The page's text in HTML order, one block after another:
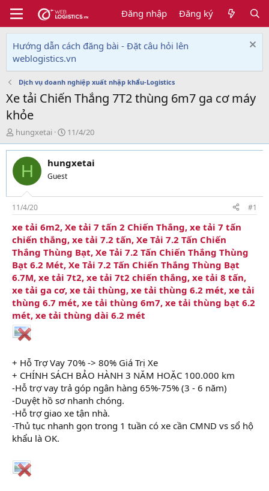
Đăng nhập Đăng ký
Hướng dẫn cách đăng bài - Đặt câu hỏi lên
weblogistics.vn
Dịch vụ doanh nghiệp xuất nhập khẩu-Logistics
Xe tải Chiến Thắng 7T2 thùng 6m7 ga cơ máy
khỏe
T
h
r
e
d
s
t
a
r
t
e
r
hungxetai
N
g
à
y
g
i
11/4/20
H hungxetai
Guest
11/4/20 #1
xe tải 6m2, Xe tải 7 tấn 2 Chiến Thắng, xe tải 7 tấn
chiến thắng, xe tải 7.2 tấn, Xe Tải 7.2 Tấn Chiến
Thắng Thùng Bạt, Xe Tải 7.2 Tấn Chiến Thắng Thùng
Bạt 6.2 Mét, Xe Tải 7.2 Tấn Chiến Thắng Thùng Bạt
6.7M, xe tải 7t2, xe tải 7t2 chiến thắng, xe tải 8 tấn,
xe tải ga cơ, xe tải thùng, xe tải thùng 6.2 mét, xe tải
thùng 6.7 mét, xe tải thùng 6m7, xe tải thùng bạt 6.2
mét, xe tải thùng dài 6.2 mét
+ Hỗ Trợ Vay 70% -> 80% Giá Trị Xe
+ CHÍNH SÁCH BẢO HÀNH 3 NĂM HOẶC 100.000 km
-Hỗ trợ vay trả góp ngân hàng 65%-75% (3 - 6 năm)
-Duyệt hồ sơ nhanh chóng.
-Hỗ trợ giao xe tận nhà.
-Thủ tục nhanh gọn trong 1 tuần có xe cần CMND vs sổ hộ
khẩu là OK.